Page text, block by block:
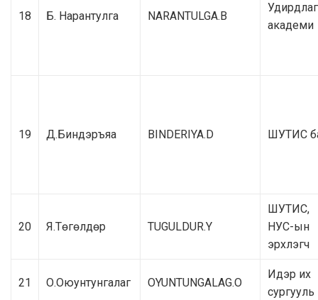
18 Б. Нарантулга NARANTULGA.B
академи
19 Д.Биндэръяа BINDERIYA.D ШУТИС
20 Я.Төгөлдөр TUGULDUR.Y
ШУТИС,
НУС-ын
эрхлэгч
21 О.Оюунтунгалаг OYUNTUNGALAG.O
Идэр их
сургууль